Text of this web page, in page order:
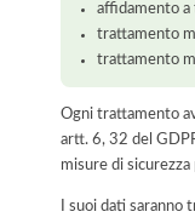
affidamento a
trattamento
trattamento
Ogni trattamento
artt. 6, 32 del
misure di
I suoi dati saranno